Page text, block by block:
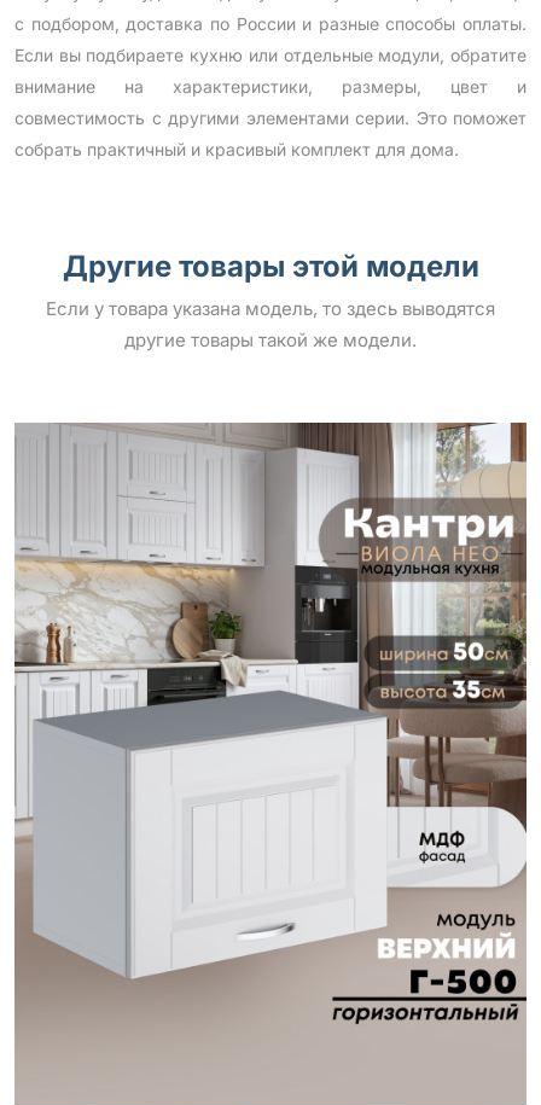
с подбором, доставка по России и разные способы оплаты.
Если вы подбираете кухню или отдельные модули, обратите
внимание на характеристики, размеры, цвет и
совместимость с другими элементами серии. Это поможет
собрать практичный и красивый комплект для дома.
Другие товары этой модели
Если у товара указана модель, то здесь выводятся
другие товары такой же модели.